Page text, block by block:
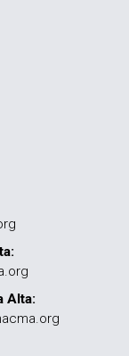
Alta: